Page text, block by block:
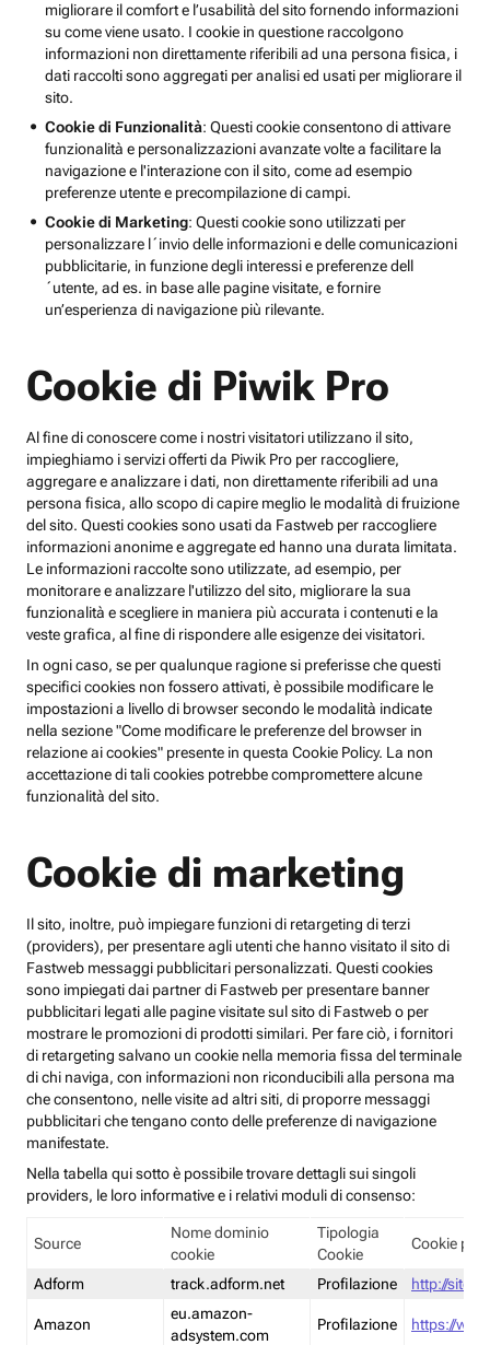
migliorare il comfort e l’usabilità del sito fornendo informazioni
su come viene usato. I cookie in questione raccolgono
informazioni non direttamente riferibili ad una persona fisica, i
dati raccolti sono aggregati per analisi ed usati per migliorare il
sito.
Cookie di Funzionalità: Questi cookie consentono di attivare
funzionalità e personalizzazioni avanzate volte a facilitare la
navigazione e l'interazione con il sito, come ad esempio
preferenze utente e precompilazione di campi.
Cookie di Marketing: Questi cookie sono utilizzati per
personalizzare l´invio delle informazioni e delle comunicazioni
pubblicitarie, in funzione degli interessi e preferenze dell
´utente, ad es. in base alle pagine visitate, e fornire
un’esperienza di navigazione più rilevante.
Cookie di Piwik Pro
Al fine di conoscere come i nostri visitatori utilizzano il sito,
impieghiamo i servizi offerti da Piwik Pro per raccogliere,
aggregare e analizzare i dati, non direttamente riferibili ad una
persona fisica, allo scopo di capire meglio le modalità di fruizione
del sito. Questi cookies sono usati da Fastweb per raccogliere
informazioni anonime e aggregate ed hanno una durata limitata.
Le informazioni raccolte sono utilizzate, ad esempio, per
monitorare e analizzare l'utilizzo del sito, migliorare la sua
funzionalità e scegliere in maniera più accurata i contenuti e la
veste grafica, al fine di rispondere alle esigenze dei visitatori.
In ogni caso, se per qualunque ragione si preferisse che questi
specifici cookies non fossero attivati, è possibile modificare le
impostazioni a livello di browser secondo le modalità indicate
nella sezione "Come modificare le preferenze del browser in
relazione ai cookies" presente in questa Cookie Policy. La non
accettazione di tali cookies potrebbe compromettere alcune
funzionalità del sito.
Cookie di marketing
Il sito, inoltre, può impiegare funzioni di retargeting di terzi
(providers), per presentare agli utenti che hanno visitato il sito di
Fastweb messaggi pubblicitari personalizzati. Questi cookies
sono impiegati dai partner di Fastweb per presentare banner
pubblicitari legati alle pagine visitate sul sito di Fastweb o per
mostrare le promozioni di prodotti similari. Per fare ciò, i fornitori
di retargeting salvano un cookie nella memoria fissa del terminale
di chi naviga, con informazioni non riconducibili alla persona ma
che consentono, nelle visite ad altri siti, di proporre messaggi
pubblicitari che tengano conto delle preferenze di navigazione
manifestate.
Nella tabella qui sotto è possibile trovare dettagli sui singoli
providers, le loro informative e i relativi moduli di consenso:
Source
Nome dominio
cookie
Tipologia
Cookie
Cookie
Adform track.adform.net Profilazione http://
Amazon
eu.amazon-
adsystem.com
Profilazione https://